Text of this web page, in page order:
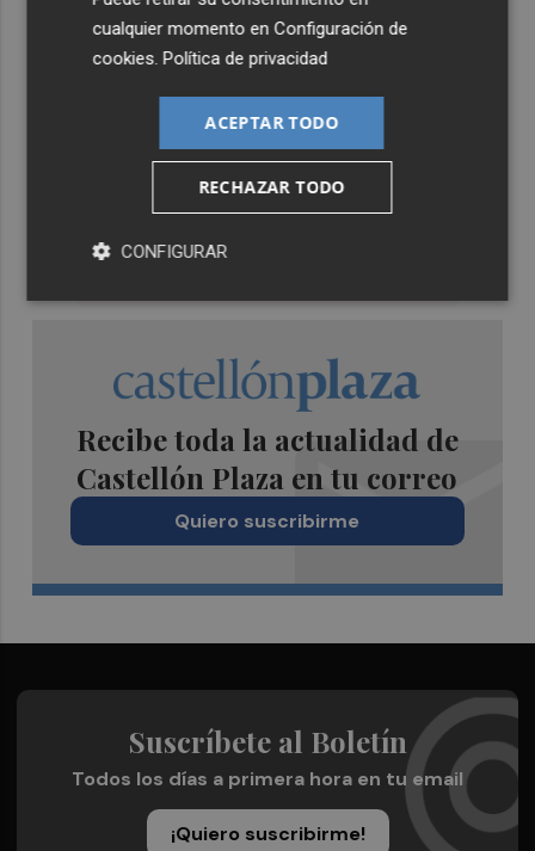
Recibe toda la actualidad de
Castellón Plaza en tu correo
Quiero suscribirme
Suscríbete al Boletín
Todos los días a primera hora en tu email
¡Quiero suscribirme!
cualquier momento enConfiguración de
cookies.Política de privacidad
ACEPTAR TODO
RECHAZAR TODO
CONFIGURAR